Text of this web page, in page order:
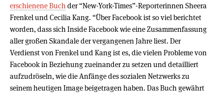
erschienene Buch der “New-York-Times”-Reporterinnen Sheera
Frenkel und Cecilia Kang. “Über Facebook ist so viel berichtet
worden, dass sich Inside Facebook wie eine Zusammenfassung
aller großen Skandale der vergangenen Jahre liest. Der
Verdienst von Frenkel und Kang ist es, die vielen Probleme von
Facebook in Beziehung zueinander zu setzen und detailliert
aufzudröseln, wie die Anfänge des sozialen Netzwerks zu
seinem heutigen Image beigetragen haben. Das Buch gewährt